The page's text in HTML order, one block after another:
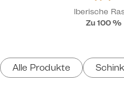
Iberische
Zu 100 %
Alle Produkte